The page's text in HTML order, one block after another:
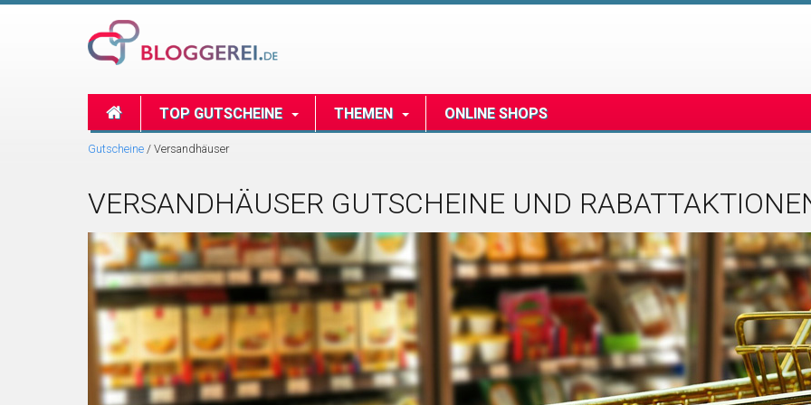
TOP GUTSCHEINE THEMEN ONLINE SHOPS
Gutscheine / Versandhäuser
VERSANDHÄUSER GUTSCHEINE UND